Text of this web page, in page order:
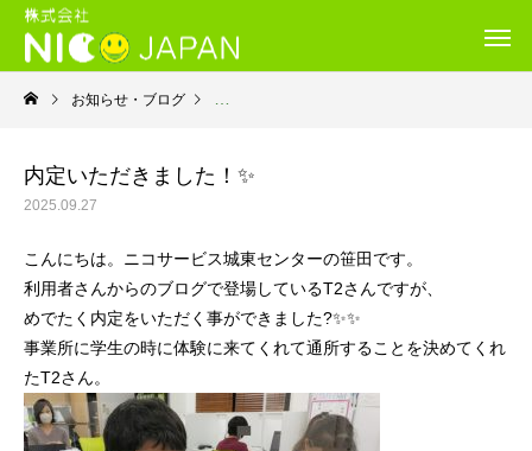
お知らせ・ブログ 就労移行支援・ニコサービス城東センター
内定いただきました！✨
2025.09.27
こんにちは。ニコサービス城東センターの笹田です。
利用者さんからのブログで登場しているT2さんですが、
めでたく内定をいただく事ができました?✨✨
事業所に学生の時に体験に来てくれて通所することを決めてくれ
たT2さん。